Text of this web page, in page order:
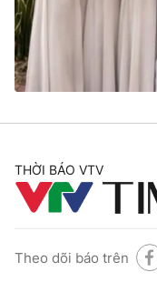
THỜI BÁO VTV
Theo dõi báo trên